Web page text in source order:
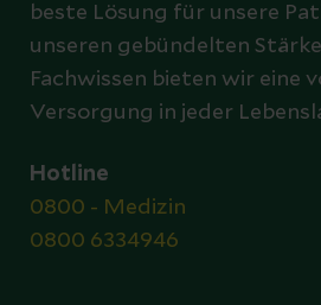
beste Lösung für unsere
unseren gebündelten
Fachwissen bieten wir eine
Versorgung in jeder
Hotline
0800 - Medizin
0800 6334946